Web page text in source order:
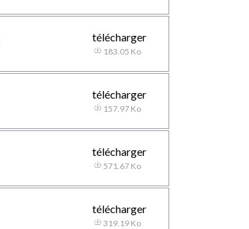
télécharger
183.05 Ko
télécharger
157.97 Ko
télécharger
571.67 Ko
télécharger
319.19 Ko